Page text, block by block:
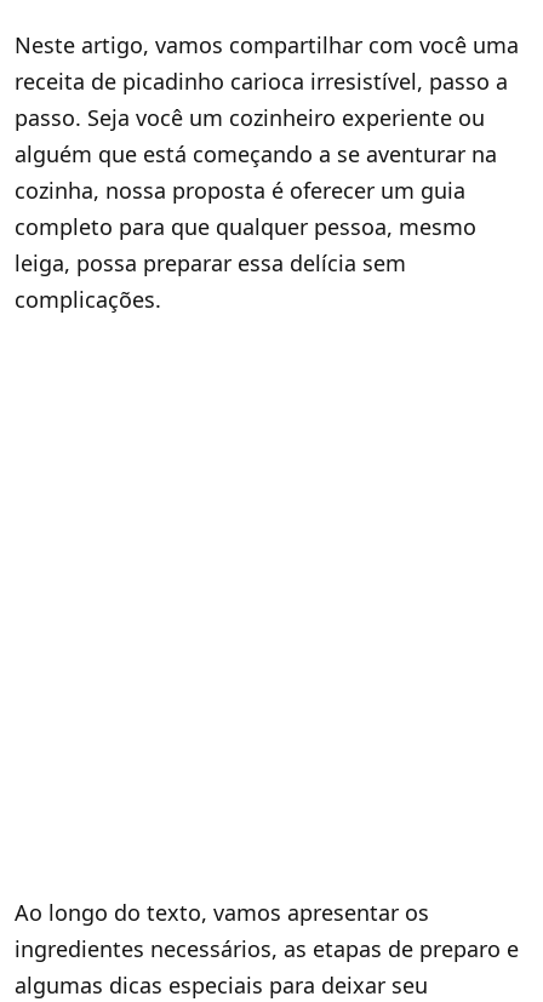
Neste artigo, vamos compartilhar com você uma
receita de picadinho carioca irresistível, passo a
passo. Seja você um cozinheiro experiente ou
alguém que está começando a se aventurar na
cozinha, nossa proposta é oferecer um guia
completo para que qualquer pessoa, mesmo
leiga, possa preparar essa delícia sem
complicações.
Ao longo do texto, vamos apresentar os
ingredientes necessários, as etapas de preparo e
algumas dicas especiais para deixar seu